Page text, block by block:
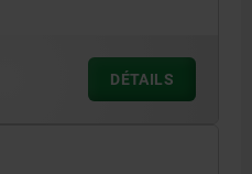
DÉTAILS